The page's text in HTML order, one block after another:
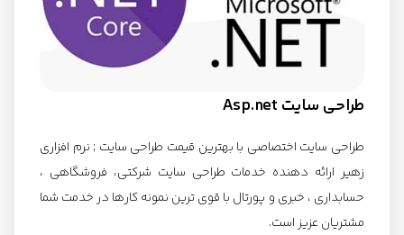
طراحی سایت Asp.net
طراحی سایت اختصاصی با بهترین قیمت طراحی سایت ; نرم افزاری
زهیر ارائه دهنده خدمات طراحی سایت شرکتی، فروشگاهی ،
حسابداری ، خبری و پورتال با قوی ترین نمونه کارها در خدمت شما
مشتریان عزیز است.